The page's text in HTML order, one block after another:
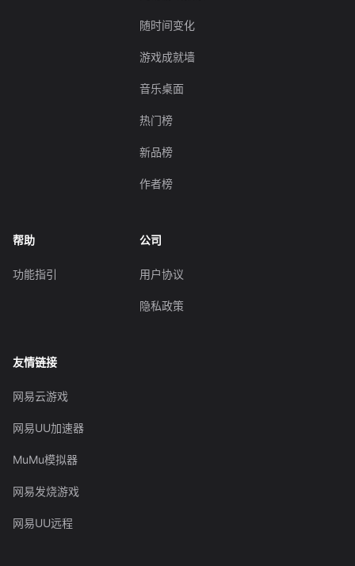
随时间变化
游戏成就墙
音乐桌面
热门榜
新品榜
作者榜
帮助
功能指引
公司
用户协议
隐私政策
友情链接
网易云游戏
网易UU加速器
MuMu模拟器
网易发烧游戏
网易UU远程